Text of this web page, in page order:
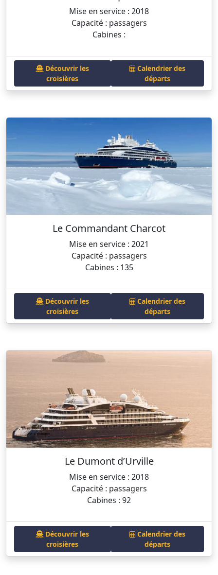
Mise en service : 2018
Capacité : passagers
Cabines :
Découvrir les
croisières
Calendrier des
départs
Le Commandant Charcot
Mise en service : 2021
Capacité : passagers
Cabines : 135
Découvrir les
croisières
Calendrier des
départs
Le Dumont d’Urville
Mise en service : 2018
Capacité : passagers
Cabines : 92
Découvrir les
croisières
Calendrier des
départs